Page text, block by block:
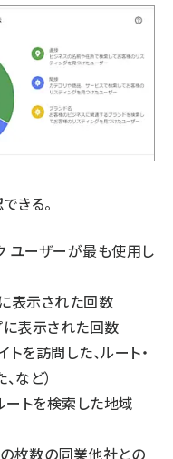
きる。
ユーザーが最も使用し
表示された回数
に表示された回数
を訪問した、ルート・
など）
トを検索した地域
枚数の同業他社との